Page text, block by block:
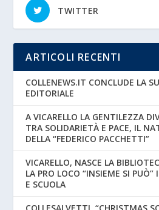
TWITTER
ARTICOLI RECENTI
COLLENEWS.IT CONCLUDE LA
EDITORIALE
A VICARELLO LA GENTILEZZA
TRA SOLIDARIETÀ E PACE, IL
DELLA “FEDERICO PACCHETTI”
VICARELLO, NASCE LA
LA PRO LOCO “INSIEME SI
E SCUOLA